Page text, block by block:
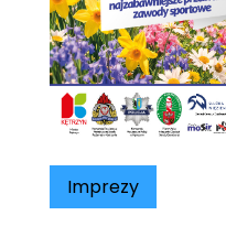
Imprezy